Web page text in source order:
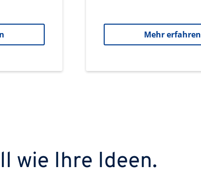
Mehr erfahren
wie Ihre Ideen.